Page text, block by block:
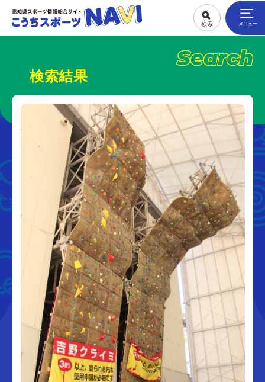
Search
検索結果